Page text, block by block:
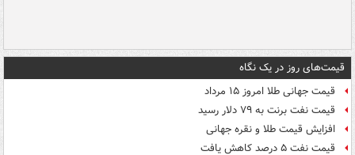
قیمت‌های روز در یک نگاه
قیمت جهانی طلا امروز ۱۵ مرداد
قیمت نفت برنت به ۷۹ دلار رسید
افزایش قیمت طلا و نقره جهانی
قیمت نفت ۵ درصد کاهش یافت